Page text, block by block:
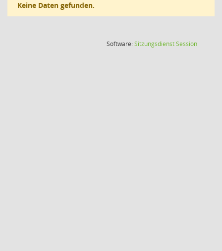
Keine Daten gefunden.
Software:SitzungsdienstSession(Wird in